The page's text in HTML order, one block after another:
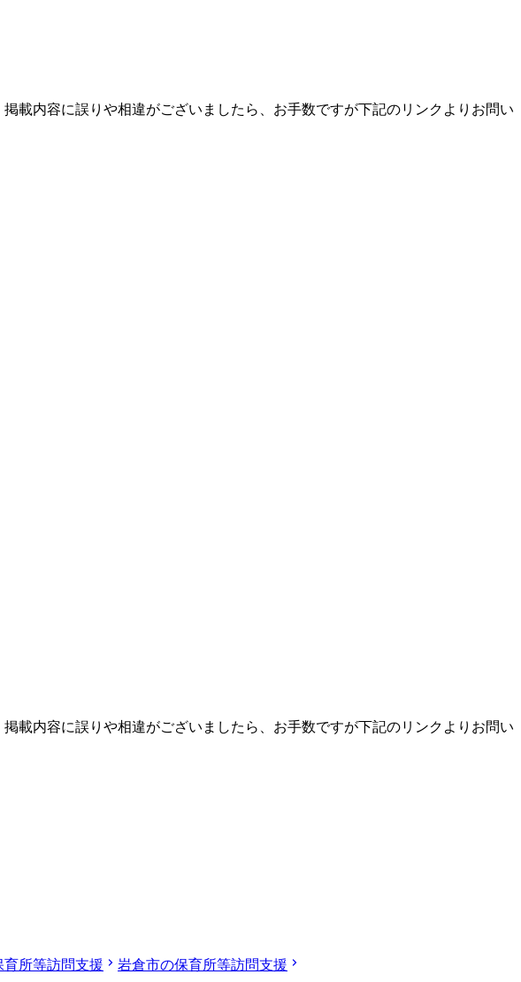
載内容に誤りや相違がございましたら、お手数ですが下記のリンクよりお問い
載内容に誤りや相違がございましたら、お手数ですが下記のリンクよりお問い
育所等訪問支援 岩倉市の保育所等訪問支援